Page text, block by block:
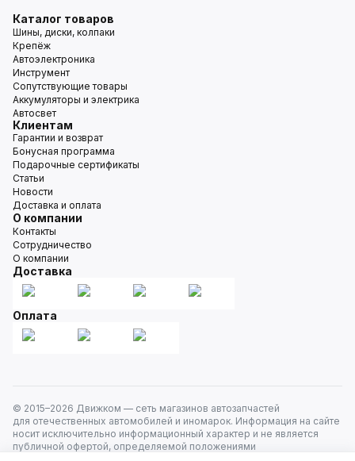
Каталог товаров
Шины, диски, колпаки
Крепёж
Автоэлектроника
Инструмент
Сопутствующие товары
Аккумуляторы и электрика
Автосвет
Клиентам
Гарантии и возврат
Бонусная программа
Подарочные сертификаты
Статьи
Новости
Доставка и оплата
О компании
Контакты
Сотрудничество
О компании
Доставка
Оплата
© 2015–2026 Движком — сеть магазинов автозапчастей
для отечественных автомобилей и иномарок. Информация на сайте
носит исключительно информационный характер и не является
публичной офертой, определяемой положениями